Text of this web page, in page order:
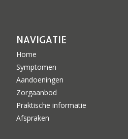
NAVIGATIE
Home
Symptomen
Aandoeningen
Zorgaanbod
Praktische informatie
Afspraken